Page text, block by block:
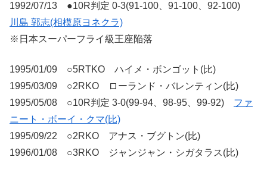
1992/07/13 ●10R判定 0-3(91-100、91-100、92-100)
川島 郭志(相模原ヨネクラ)
※日本スーパーフライ級王座陥落
1995/01/09 ○5RTKO ハイメ・ボンゴット(比)
1995/03/09 ○2RKO ローランド・バレンティン(比)
1995/05/08 ○10R判定 3-0(99-94、98-95、99-92) ファ
ニート・ボーイ・クマ(比)
1995/09/22 ○2RKO アナス・ブグトン(比)
1996/01/08 ○3RKO ジャンジャン・シガタラス(比)